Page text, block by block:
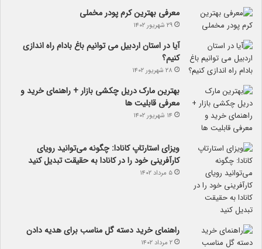
معرفی بهترین کرم پودر مخملی
۲۹ شهریور ۱۴۰۲
آیا در استان اردبیل می توانیم باغ بادام راه اندازی
کنیم؟
۲۸ شهریور ۱۴۰۲
بهترین مارک دریل چکشی بازار + راهنمای خرید و
معرفی قابلیت ها
۱۴ شهریور ۱۴۰۲
ویزای استارتاپ کانادا: چگونه می‌توانید رویای
کارآفرینی خود را در کانادا به حقیقت تبدیل کنید
۵ مرداد ۱۴۰۲
راهنمای خرید دسته گل مناسب برای هدیه دادن
۲ مرداد ۱۴۰۲